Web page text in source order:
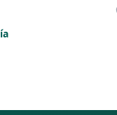
y Capacidad